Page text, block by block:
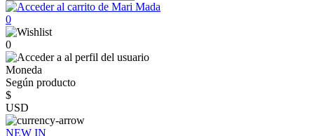
0
0
Moneda
Según producto
$
USD
NEW IN